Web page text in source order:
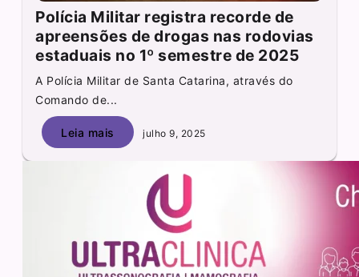
Polícia Militar registra recorde de
apreensões de drogas nas rodovias
estaduais no 1º semestre de 2025
A Polícia Militar de Santa Catarina, através do
Comando de...
Leia mais julho 9, 2025